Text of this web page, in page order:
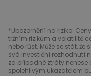
*Upozornění na riziko:
tržním rizikům a volatilitě
nebo růst. Může se stát,
svá investiční rozhodnutí
za případné ztráty
spolehlivým ukazatelem